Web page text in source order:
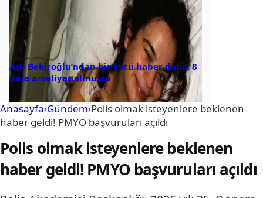
Aslı Bekiroğlu’ndan bir kötü haber daha: 8
defa ameliyat olmuştu
Anasayfa›Gündem›Polis olmak isteyenlere beklenen
haber geldi! PMYO başvuruları açıldı
Polis olmak isteyenlere beklenen
haber geldi! PMYO başvuruları açıldı